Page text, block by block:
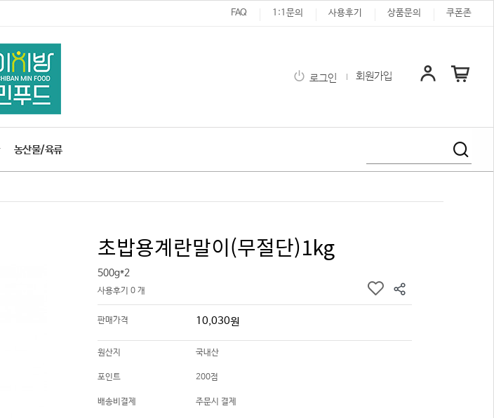
FAQ 1:1문의 사용후기 상품문의 쿠폰존
로그인 회원가입
농산물/육류
초밥용계란말이(무절단)1kg
500g*2
사용후기 0 개
판매가격 10,030원
원산지 국내산
포인트 200점
배송비결제 주문시 결제